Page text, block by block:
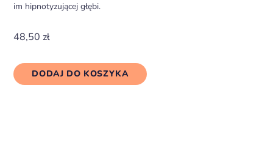
im hipnotyzującej głębi.
48,50 zł
DODAJ DO KOSZYKA